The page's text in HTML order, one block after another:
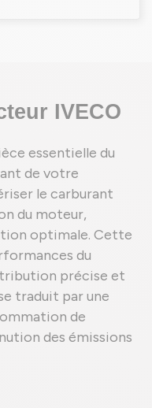
IVECO
essentielle du
de votre
le carburant
du moteur,
optimale. Cette
du
précise et
traduit par une
de
des émissions